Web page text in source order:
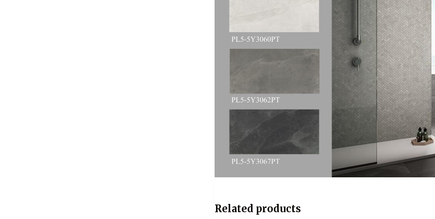
Related products